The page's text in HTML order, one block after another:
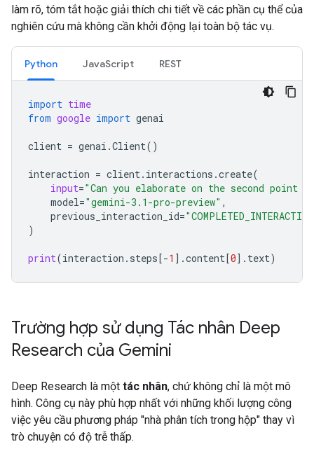
làm rõ, tóm tắt hoặc giải thích chi tiết về các phần cụ thể của
nghiên cứu mà không cần khởi động lại toàn bộ tác vụ.
Python JavaScript REST
import time
from google import genai
client = genai .Client()
interaction = client. interactions .create(
input="Can you elaborate on the second point
model="gemini-3.1-pro-preview" ,
previous_interaction_id=
)
print(interaction . steps[-1 ] .content[0] . text)
Trường hợp sử dụng Tác nhân Deep
Research của Gemini
Deep Research là một tác nhân, chứ không chỉ là một mô
hình. Công cụ này phù hợp nhất với những khối lượng công
việc yêu cầu phương pháp "nhà phân tích trong hộp" thay vì
trò chuyện có độ trễ thấp.